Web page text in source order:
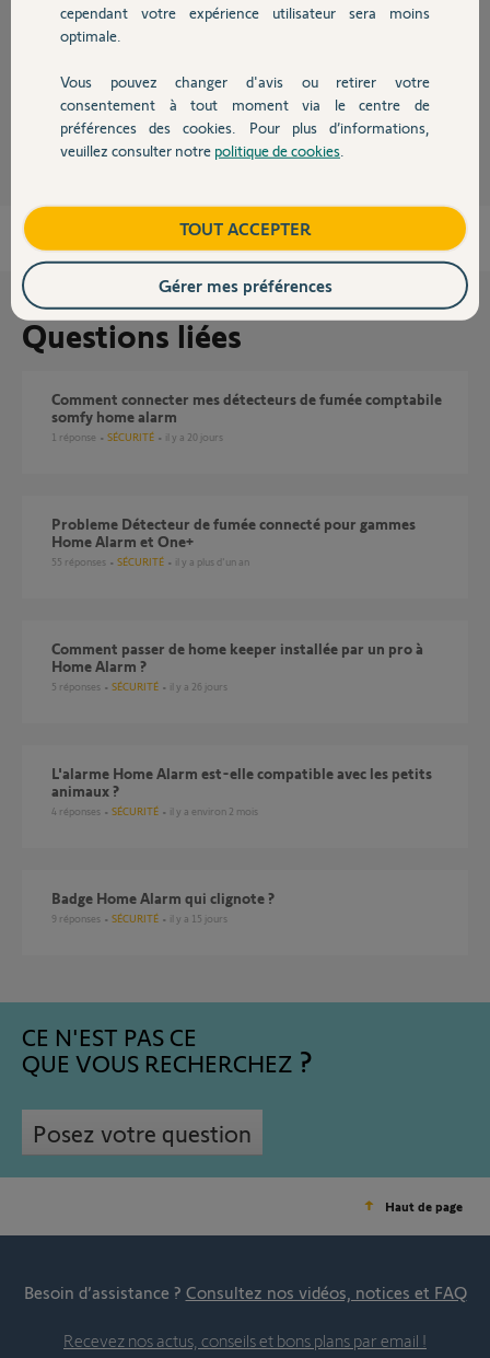
Devis avec un pro
Contact
Afin de vous simplifier les recherches, voici le tableau de compatibilité
des éléments de sécurité
JACKY M. il y a environ 3 ans
Questions liées
comment connecter mes détecteurs de fumée comptabile
somfy home alarm
1 réponse SÉCURITÉ il y a 20 jours
Probleme Détecteur de fumée connecté pour gammes
Home Alarm et One+
55 réponses SÉCURITÉ il y a plus d'un an
Comment passer de home keeper installée par un pro à
Home Alarm ?
5 réponses SÉCURITÉ il y a 26 jours
L'alarme Home Alarm est-elle compatible avec les petits
animaux ?
4 réponses SÉCURITÉ il y a environ 2 mois
Badge Home Alarm qui clignote ?
9 réponses SÉCURITÉ il y a 15 jours
CE N'EST PAS CE
QUE VOUS RECHERCHEZ
Posez votre question
Haut de page
Besoin d’assistance ? Consultez nos vidéos, notices et FAQ
Recevez nos actus, conseils et bons plans par email !
cependant votre expérience utilisateur sera moins
optimale.
Vous pouvez changer d'avis ou retirer votre
consentement à tout moment via le centre de
préférences des cookies. Pour plus d’informations,
veuillez consulter notre politique de cookies
TOUT ACCEPTER
Gérer mes préférences